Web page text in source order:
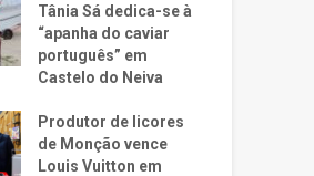
Tânia Sá dedica-se à
“apanha do caviar
português” em
Castelo do Neiva
Produtor de licores
de Monção vence
Louis Vuitton em